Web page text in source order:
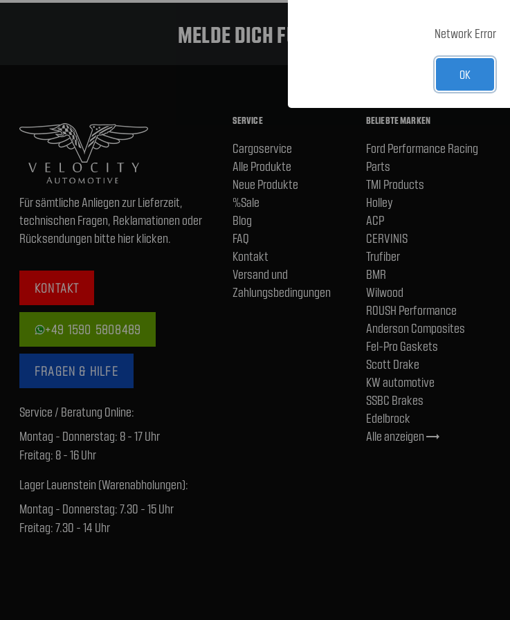
MELDE DICH FÜR UNSEREN NEWSLETTER AN
Für sämtliche Anliegen zur Lieferzeit,
technischen Fragen, Reklamationen oder
Rücksendungen bitte hier klicken.
KONTAKT
+49 1590 5808489
FRAGEN & HILFE
Service / Beratung Online:
Montag - Donnerstag: 8 - 17 Uhr
Freitag: 8 - 16 Uhr
Lager Lauenstein (Warenabholungen):
Montag - Donnerstag: 7.30 - 15 Uhr
Freitag: 7.30 - 14 Uhr
SERVICE
Cargoservice
Alle Produkte
Neue Produkte
%Sale
Blog
FAQ
Kontakt
Versand und
Zahlungsbedingungen
BELIEBTE MARKEN
Ford Performance Racing
Parts
TMI Products
Holley
ACP
CERVINIS
Trufiber
BMR
Wilwood
ROUSH Performance
Anderson Composites
Fel-Pro Gaskets
Scott Drake
KW automotive
SSBC Brakes
Edelbrock
Alle anzeigentrending_flat
Network Error
OK